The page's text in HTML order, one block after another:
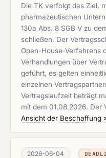
Die TK verfolgt das Ziel,
pharmazeutischen
130a Abs. 8 SGB V zu
schließen. Der
Open-House-Verfahrens
Verhandlungen über
geführt, es gelten
einzelnen
Vertragslaufzeit beträgt
mit dem 01.08.2026. Der
Ansicht der Beschaffung
2026-06-04